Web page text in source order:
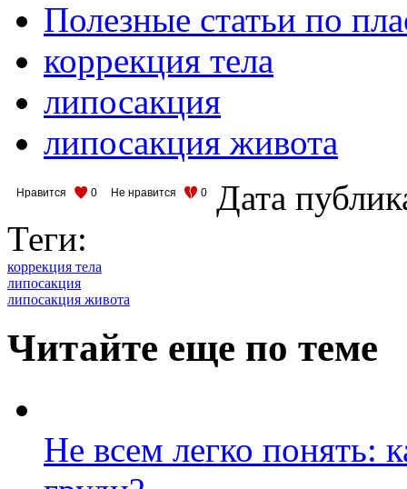
Полезные статьи по
коррекция тела
липосакция
липосакция живота
Нравится 0 Не нравится 0
Дата
Теги:
коррекция тела
липосакция
липосакция живота
Читайте еще по теме
Не всем легко понять: